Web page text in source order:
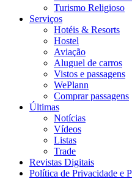
Turismo Religioso
Serviços
Hotéis & Resorts
Hostel
Aviação
Aluguel de carros
Vistos e passagens
WePlann
Comprar passagens
Últimas
Notícias
Vídeos
Listas
Trade
Revistas Digitais
Política de Privacidade e